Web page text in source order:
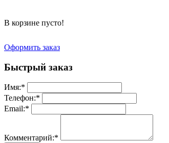
В корзине пусто!
Оформить заказ
Быстрый заказ
Имя:*
Телефон:*
Email:*
Комментарий:*